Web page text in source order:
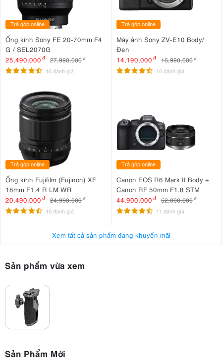
Trả góp online
Ống kính Sony FE 20-70mm F4
G / SEL2070G
25,490,000 đ 27,990,000đ
16 đánh giá
Trả góp online
Máy ảnh Sony ZV-E10 Body/
Đen
14,190,000 đ 16,990,000 đ
10 đánh giá
Trả góp online
Ống kính Fujifilm (Fujinon) XF
18mm F1.4 R LM WR
20,490,000 đ 24,990,000đ
10 đánh giá
Trả góp online
Canon EOS R6 Mark II Body +
Canon RF 50mm F1.8 STM
44,900,000 đ 52,000,000 đ
11 đánh giá
Xem tất cả sản phẩm đang khuyến mãi
Sản phẩm vừa xem
Sản Phẩm Mới